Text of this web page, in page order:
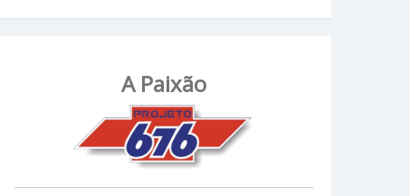
A Paixão